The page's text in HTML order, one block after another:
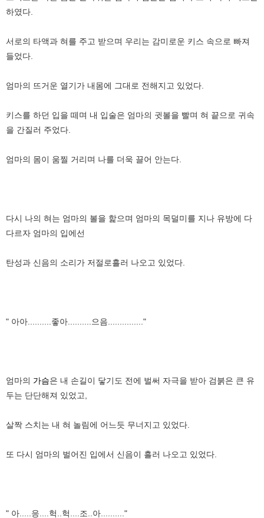
하였다.
서로의 타액과 혀를 주고 받으며 우리는 감미로운 키스 속으로 빠져
들었다.
엄마의 뜨거운 열기가 내몸에 그대로 전해지고 있었다.
키스를 하던 입을 떼며 내 입술은 엄마의 귓볼을 빨며 혀 끝으로 귀속
을 간질러 주었다.
엄마의 몸이 움찔 거리며 나를 더욱 끌어 안는다.
다시 나의 혀는 엄마의 볼을 핥으며 엄마의 목덜미를 지나 유방에 다
다르자 엄마의 입에선
탄성과 신음의 소리가 저절로흘러 나오고 있었다.
" 아아..........좋아..........으음..............."
엄마의 가슴은 내 손길이 닿기도 전에 벌써 자극을 받아 검붉은 큰 유
두는 단단해져 있었고,
살짝 스치는 내 혀 놀림에 어느듯 무너지고 있었다.
또 다시 엄마의 벌어진 입에서 신음이 흘러 나오고 있었다.
" 아.....응....헉..헉....조..아.........."